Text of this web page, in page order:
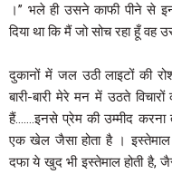
।’’ भले ही उसने काफी पीने
दिया था कि मैं जो सोच रहा हूँ
दुकानों में जल उठी लाइटों की
बारी-बारी मेरे मन में उठते
हैं…….इनसे प्रेम की उम्मीद
एक खेल जैसा होता है ।
दफा ये खुद भी इस्तेमाल होती